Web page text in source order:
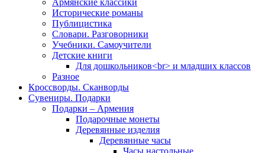
Армянские классики
Исторические романы
Публицистика
Словари. Разговорники
Учебники. Самоучители
Детские книги
Для дошкольников<br> и младших классов
Разное
Кроссворды. Сканворды
Сувениры. Подарки
Подарки – Армения
Подарочные монеты
Деревянные изделия
Деревянные часы
Часы настольные